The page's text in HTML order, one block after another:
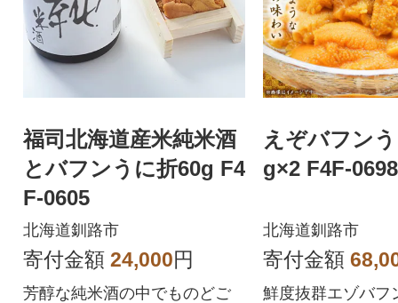
福司北海道産米純米酒
とバフンうに折60g F4
F-0605
北海道釧路市
寄付金額 24,000円
芳醇な純米酒の中でものどご
えぞバフン
g×2 F4F-0698
北海道釧路市
寄付金額
鮮度抜群エゾバフ